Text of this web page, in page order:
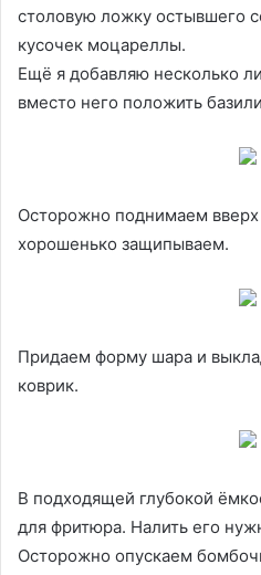
столовую ложку остывшего
кусочек моцареллы.
Ещё я добавляю несколько
вместо него положить
Осторожно поднимаем
хорошенько защипываем.
Придаем форму шара и
коврик.
В подходящей глубокой
для фритюра. Налить его
Осторожно опускаем